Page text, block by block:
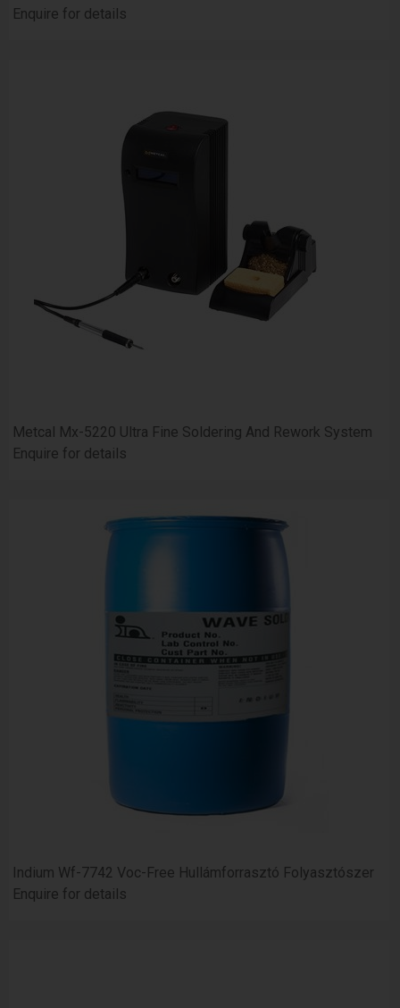
Enquire for details
Metcal Mx-5220 Ultra Fine Soldering And Rework System
Enquire for details
Indium Wf-7742 Voc-Free Hullámforrasztó Folyasztószer
Enquire for details